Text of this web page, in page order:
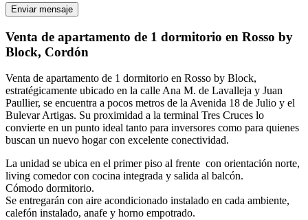
Enviar mensaje
Venta de apartamento de 1 dormitorio en Rosso by
Block, Cordón
Venta de apartamento de 1 dormitorio en Rosso by Block,
estratégicamente ubicado en la calle Ana M. de Lavalleja y Juan
Paullier, se encuentra a pocos metros de la Avenida 18 de Julio y el
Bulevar Artigas. Su proximidad a la terminal Tres Cruces lo
convierte en un punto ideal tanto para inversores como para quienes
buscan un nuevo hogar con excelente conectividad.
La unidad se ubica en el primer piso al frente con orientación norte,
living comedor con cocina integrada y salida al balcón.
Cómodo dormitorio.
Se entregarán con aire acondicionado instalado en cada ambiente,
calefón instalado, anafe y horno empotrado.